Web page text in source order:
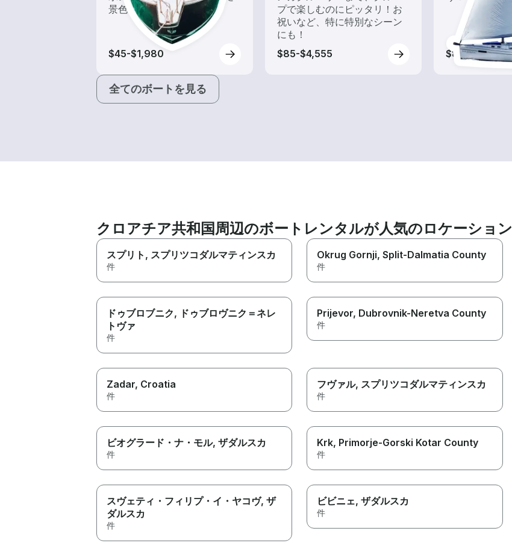
景色を楽しもう！
$45-$1,980
プで楽しむのにピッタリ！お
祝いなど、特に特別なシーン
にも！
$85-$4,555
$85-$2,750
全てのボートを見る
クロアチア共和国周辺のボートレンタルが人気のロケーション
スプリト , スプリツコダルマティンスカ
件
Okrug Gornji, Split-Dalmatia County
件
ドゥブロブニク, ドゥブロヴニク＝ネレ
トヴァ
件
Prijevor, Dubrovnik-Neretva County
件
Zadar, Croatia
件
フヴァル, スプリツコダルマティンスカ
件
ビオグラード・ナ・モル, ザダルスカ
件
Krk, Primorje-Gorski Kotar County
件
スヴェティ・フィリプ・イ・ヤコヴ, ザ
ダルスカ
件
ビビニェ, ザダルスカ
件